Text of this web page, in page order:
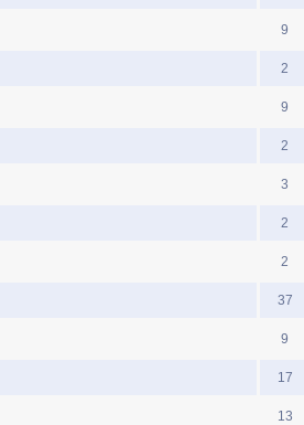
9
2
9
2
3
2
2
37
9
17
13